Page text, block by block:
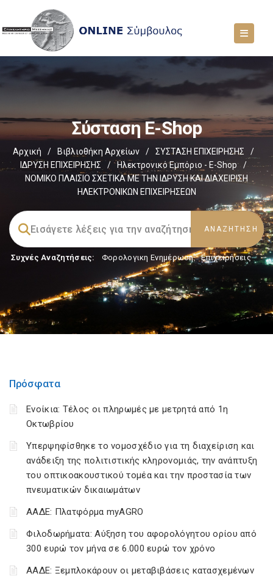
Σύσταση E-Shop
Αρχική / Βιβλιοθήκη Αρχείων / ΣΥΣΤΑΣΗ ΕΠΙΧΕΙΡΗΣΗΣ
/
ΙΔΡΥΣΗ ΕΠΙΧΕΙΡΗΣΗΣ
/ Ηλεκτρονικό Εμπόριο - E-Shop
/
ΝΟΜΙΚΟ ΠΛΑΙΣΙΟ ΣΧΕΤΙΚΑ ΜΕ ΤΗΝ ΙΔΡΥΣΗ ΚΑΙ ΔΙΑΧΕΙΡΙΣΗ
ΗΛΕΚΤΡΟΝΙΚΩΝ ΕΠΙΧΕΙΡΗΣΕΩΝ
Συχνές Αναζητήσεις: Φορολογικη Ενημέρωση, Επιχειρήσεις
Πρόσφατα
Ενοίκια: Τέλος οι πληρωμές με μετρητά από 1η
Οκτωβρίου
Υπερψηφίσθηκε το νομοσχέδιο για τη διαχείριση και
ανάδειξη της πολιτιστικής κληρονομιάς, την ανάπτυξη
του οπτικοακουστικού τομέα και την προστασία των
πνευματικών δικαιωμάτων
ΑΑΔΕ: Πλατφόρμα myAGRO
Φιλοδωρήματα: Αύξηση του αφορολόγητου ορίου από
300 ευρώ τον μήνα σε 6.000 ευρώ τον χρόνο
ΑΑΔΕ: Ξεμπλοκάρουν οι μεταβιβάσεις κατασχεμένων